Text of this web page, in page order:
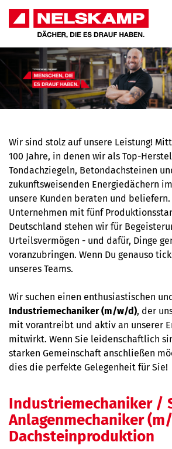
Industriemechaniker /
Anlagenmechaniker
Dachsteinproduktion
Wir sind stolz auf unsere Leistung!
100 Jahre, in denen wir als Top-
Tondachziegeln, Betondachsteinen
zukunftsweisenden Energiedächern
unsere Kunden beraten und beliefern.
Unternehmen mit fünf
Deutschland stehen wir für
Urteilsvermögen - und dafür, Dinge
voranzubringen. Wenn Du genauso
unseres Teams.
Wir suchen einen enthusiastischen
Industriemechaniker (m/w/d), der
mit vorantreibt und aktiv an unserer
mitwirkt. Wenn Sie leidenschaftlich
starken Gemeinschaft anschließen
dies die perfekte Gelegenheit für Sie!